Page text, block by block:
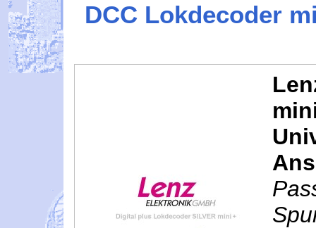
DCC Lokdecoder